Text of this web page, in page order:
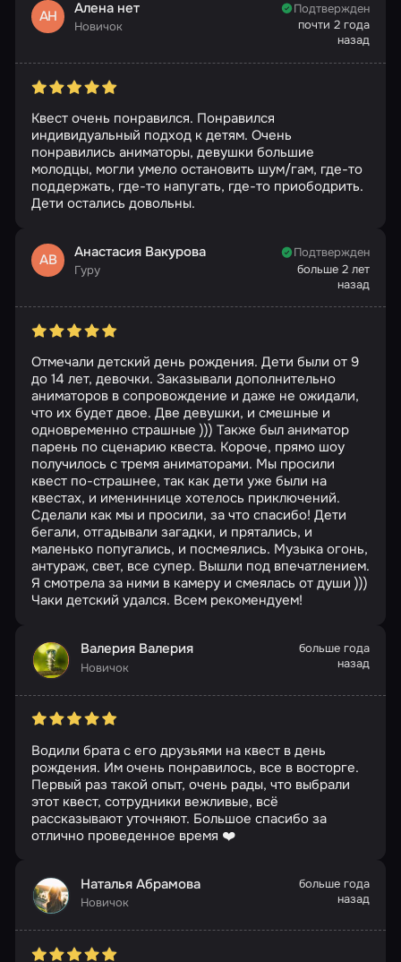
АН Алена нет
Новичок
Подтвержден
почти 2 года
назад
Квест очень понравился. Понравился
индивидуальный подход к детям. Очень
понравились аниматоры, девушки большие
молодцы, могли умело остановить шум/гам, где-то
поддержать, где-то напугать, где-то приободрить.
Дети остались довольны.
АВ Анастасия Вакурова
Гуру
Подтвержден
больше 2 лет
назад
Отмечали детский день рождения. Дети были от 9
до 14 лет, девочки. Заказывали дополнительно
аниматоров в сопровождение и даже не ожидали,
что их будет двое. Две девушки, и смешные и
одновременно страшные ))) Также был аниматор
парень по сценарию квеста. Короче, прямо шоу
получилось с тремя аниматорами. Мы просили
квест по-страшнее, так как дети уже были на
квестах, и имениннице хотелось приключений.
Сделали как мы и просили, за что спасибо! Дети
бегали, отгадывали загадки, и прятались, и
маленько попугались, и посмеялись. Музыка огонь,
антураж, свет, все супер. Вышли под впечатлением.
Я смотрела за ними в камеру и смеялась от души )))
Чаки детский удался. Всем рекомендуем!
Валерия Валерия
Новичок
больше года
назад
Водили брата с его друзьями на квест в день
рождения. Им очень понравилось, все в восторге.
Первый раз такой опыт, очень рады, что выбрали
этот квест, сотрудники вежливые, всё
рассказывают уточняют. Большое спасибо за
отлично проведенное время ❤️
Наталья Абрамова
Новичок
больше года
назад